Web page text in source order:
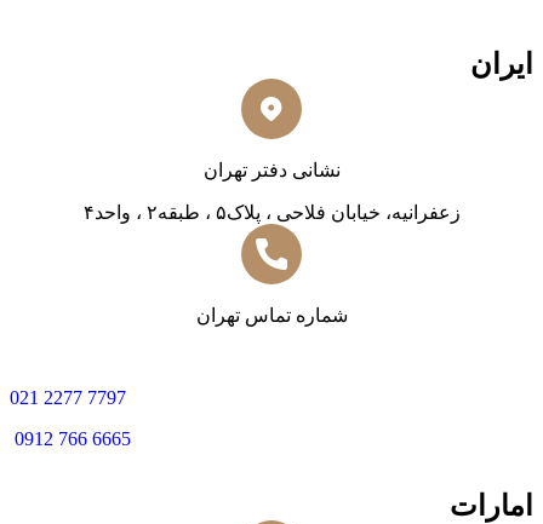
ایران
نشانی دفتر تهران
زعفرانیه، خیابان فلاحی ، پلاک۵ ، طبقه۲ ، واحد۴
شماره تماس تهران
021 2277 7797
0912 766 6665
امارات